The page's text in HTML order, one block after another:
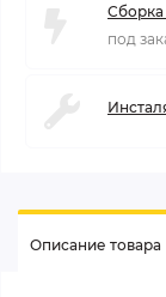
Сборка
под
Описание товара